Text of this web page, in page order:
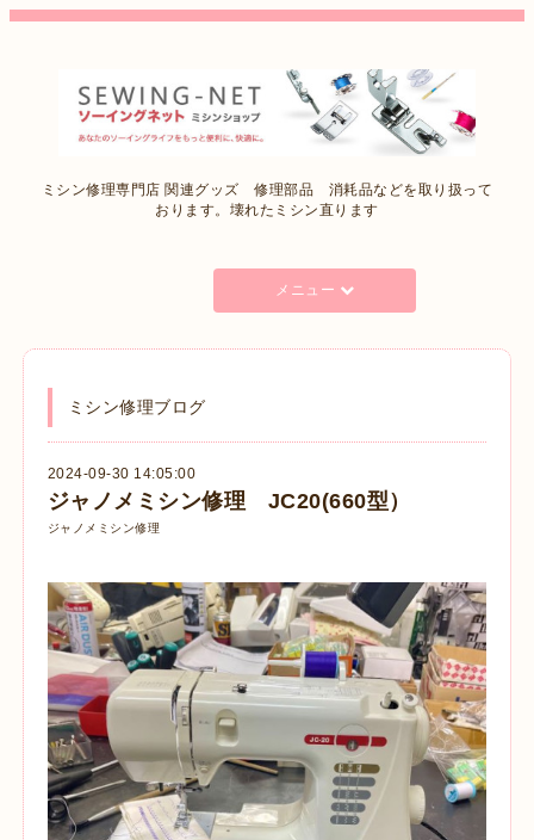
ミシン修理専門店 関連グッズ 修理部品 消耗品などを取り扱って
おります。壊れたミシン直ります
メニュー
ミシン修理ブログ
2024-09-30 14:05:00
ジャノメミシン修理 JC20(660型）
ジャノメミシン修理